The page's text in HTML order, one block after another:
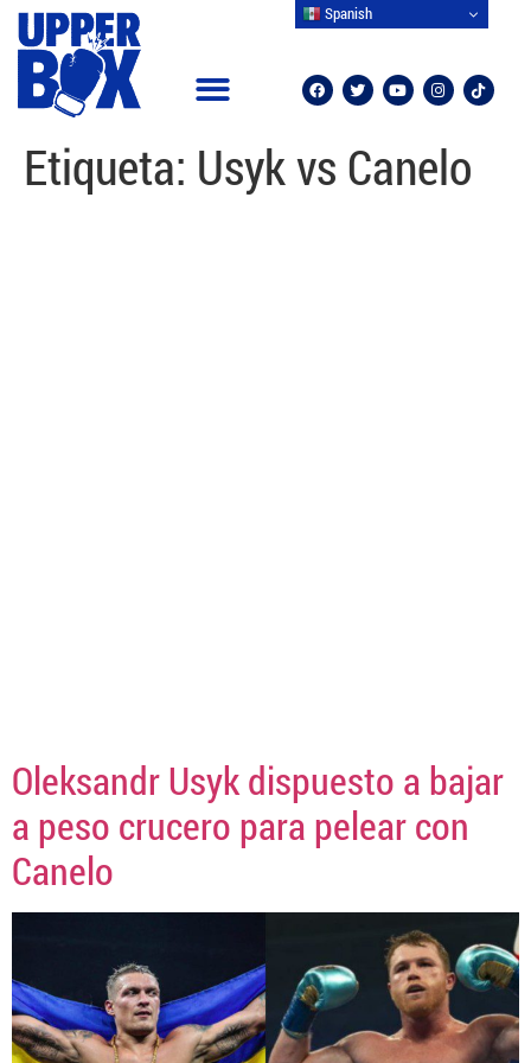
Etiqueta: Usyk vs Canelo
Oleksandr Usyk dispuesto a bajar
a peso crucero para pelear con
Canelo
Spanish